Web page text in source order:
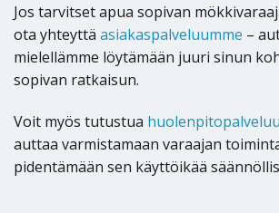
Jos tarvitset apua sopivan
ota yhteyttä asiakaspalveluumme –
mielellämme löytämään juuri sinun
sopivan ratkaisun.
Voit myös tutustua
auttaa varmistamaan varaajan
pidentämään sen käyttöikää